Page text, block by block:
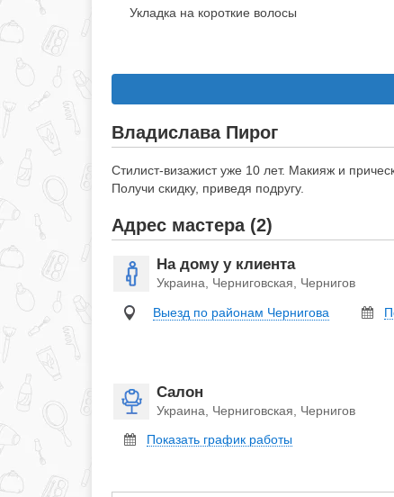
Укладка на короткие волосы
Владислава Пирог
Стилист-визажист уже 10 лет. Макияж и
Получи скидку, приведя подругу.
Адрес мастера (2)
На дому у клиента
Украина, Черниговская, Чернигов
Выезд по районам Чернигова
Салон
Украина, Черниговская, Чернигов
Показать график работы